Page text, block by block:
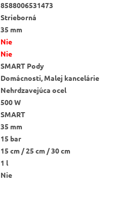
8588006531473
Strieborná
35 mm
Nie
Nie
SMART Pody
Domácnosti, Malej kancelárie
Nehrdzavejúca ocel
500 W
SMART
35 mm
15 bar
15 cm / 25 cm / 30 cm
1 l
Nie